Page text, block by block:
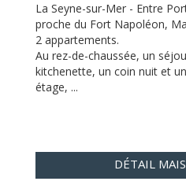
La Seyne-sur-Mer - Entre
proche du Fort Napoléon,
2 appartements.
Au rez-de-chaussée, un
kitchenette, un coin nuit et
étage, ...
DÉTAIL